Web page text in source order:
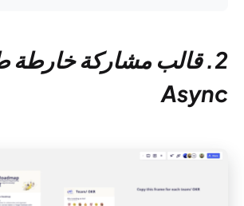
Async